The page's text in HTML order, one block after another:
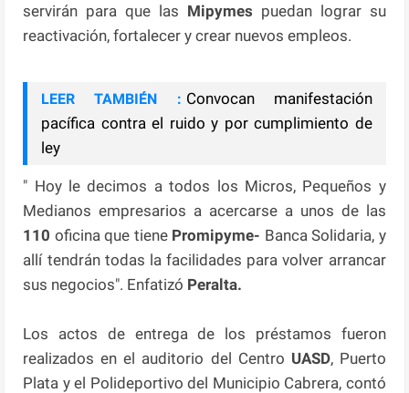
servirán para que las Mipymes puedan lograr su
reactivación, fortalecer y crear nuevos empleos.
LEER TAMBIÉN : Convocan manifestación
pacífica contra el ruido y por cumplimiento de
ley
" Hoy le decimos a todos los Micros, Pequeños y
Medianos empresarios a acercarse a unos de las
110 oficina que tiene Promipyme- Banca Solidaria, y
allí tendrán todas la facilidades para volver arrancar
sus negocios". Enfatizó Peralta.
Los actos de entrega de los préstamos fueron
realizados en el auditorio del Centro UASD, Puerto
Plata y el Polideportivo del Municipio Cabrera, contó